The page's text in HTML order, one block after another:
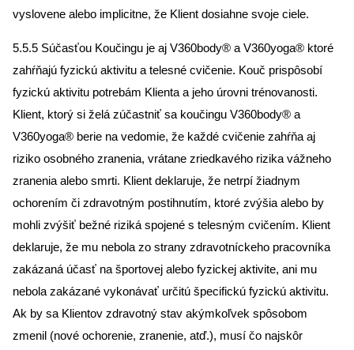
vyslovene alebo implicitne, že Klient dosiahne svoje ciele.
5.5.5 Súčasťou Koučingu je aj V360body® a V360yoga® ktoré
zahŕňajú fyzickú aktivitu a telesné cvičenie. Kouč prispôsobí
fyzickú aktivitu potrebám Klienta a jeho úrovni trénovanosti.
Klient, ktorý si želá zúčastniť sa koučingu V360body® a
V360yoga® berie na vedomie, že každé cvičenie zahŕňa aj
riziko osobného zranenia, vrátane zriedkavého rizika vážneho
zranenia alebo smrti. Klient deklaruje, že netrpí žiadnym
ochorením či zdravotným postihnutím, ktoré zvýšia alebo by
mohli zvýšiť bežné riziká spojené s telesným cvičením. Klient
deklaruje, že mu nebola zo strany zdravotníckeho pracovníka
zakázaná účasť na športovej alebo fyzickej aktivite, ani mu
nebola zakázané vykonávať určitú špecifickú fyzickú aktivitu.
Ak by sa Klientov zdravotný stav akýmkoľvek spôsobom
zmenil (nové ochorenie, zranenie, atď.), musí čo najskôr